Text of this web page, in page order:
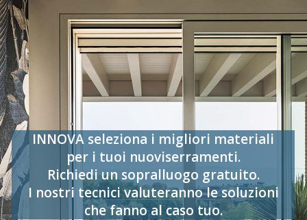
INNOVA seleziona i migliori materiali
per i tuoi nuoviserramenti.
Richiedi un sopralluogo gratuito.
I nostri tecnici valuteranno le soluzioni
che fanno al caso tuo.